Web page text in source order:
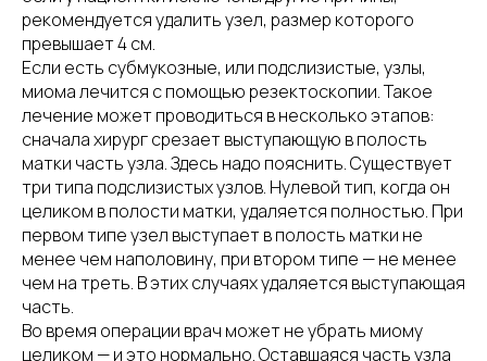
рекомендуется удалить узел, размер которого
превышает 4 см.
Если есть субмукозные, или подслизистые, узлы,
миома лечится с помощью резектоскопии. Такое
лечение может проводиться в несколько этапов:
сначала хирург срезает выступающую в полость
матки часть узла. Здесь надо пояснить. Существует
три типа подслизистых узлов. Нулевой тип, когда он
целиком в полости матки, удаляется полностью. При
первом типе узел выступает в полость матки не
менее чем наполовину, при втором типе — не менее
чем на треть. В этих случаях удаляется выступающая
часть.
Во время операции врач может не убрать миому
целиком — и это нормально. Оставшаяся часть узла